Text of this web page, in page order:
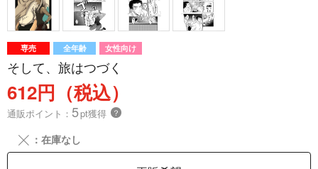
専売 全年齢 女性向け
そして、旅はつづく
612円（税込）
通販ポイント： 5pt獲得 ？
╳ ：在庫なし